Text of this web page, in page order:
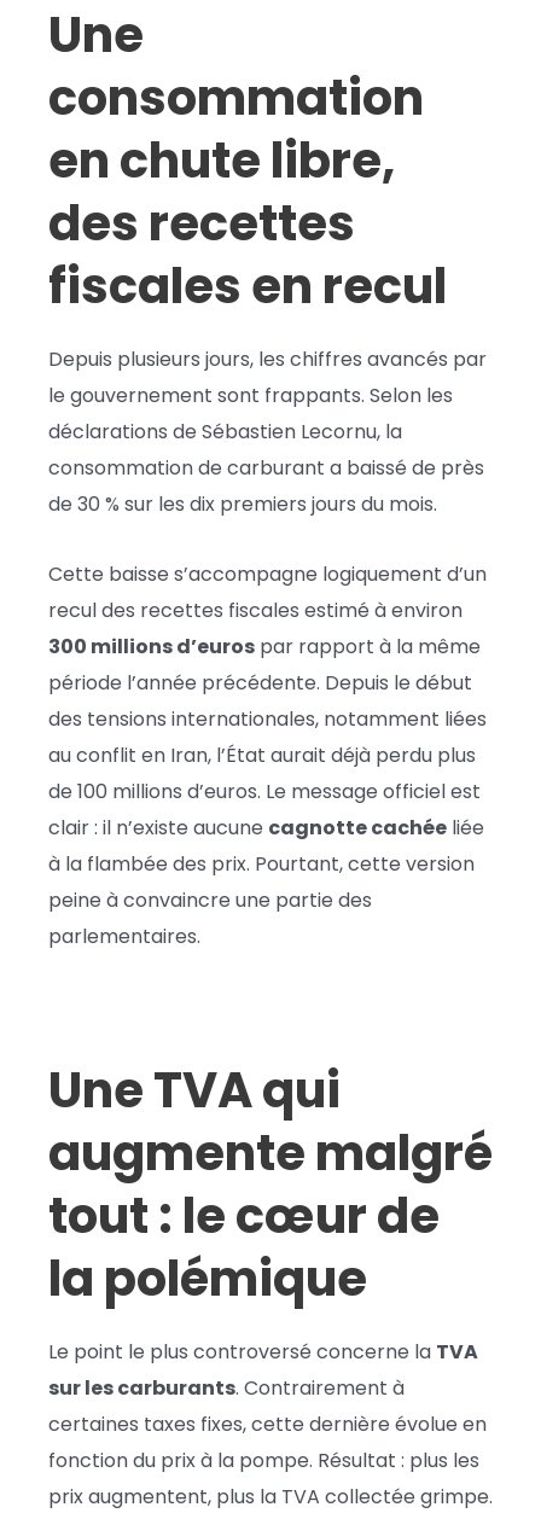
Une
consommation
en chute libre,
des recettes
fiscales en recul
Depuis plusieurs jours, les chiffres avancés par
le gouvernement sont frappants. Selon les
déclarations de Sébastien Lecornu, la
consommation de carburant a baissé de près
de 30 % sur les dix premiers jours du mois.
Cette baisse s’accompagne logiquement d’un
recul des recettes fiscales estimé à environ
300 millions d’euros par rapport à la même
période l’année précédente. Depuis le début
des tensions internationales, notamment liées
au conflit en Iran, l’État aurait déjà perdu plus
de 100 millions d’euros. Le message officiel est
clair : il n’existe aucune cagnotte cachée liée
à la flambée des prix. Pourtant, cette version
peine à convaincre une partie des
parlementaires.
Une TVA qui
augmente malgré
tout : le cœur de
la polémique
Le point le plus controversé concerne la TVA
sur les carburants. Contrairement à
certaines taxes fixes, cette dernière évolue en
fonction du prix à la pompe. Résultat : plus les
prix augmentent, plus la TVA collectée grimpe.